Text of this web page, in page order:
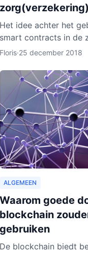
zorg(verzekering)
Het idee achter het
smart contracts in de
elke patiënt zijn of
apparaat kan inzien
Floris·25 december 2018
ALGEMEEN
Waarom goede
blockchain
gebruiken
De blockchain biedt